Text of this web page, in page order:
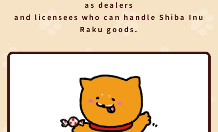
as dealers
and licensees who can handle Shiba Inu
Raku goods.